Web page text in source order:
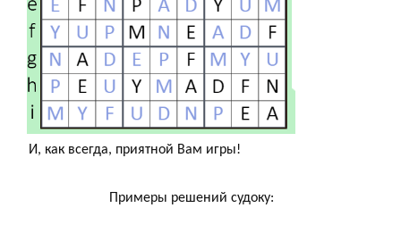
И, как всегда, приятной Вам игры!
Примеры решений судоку: